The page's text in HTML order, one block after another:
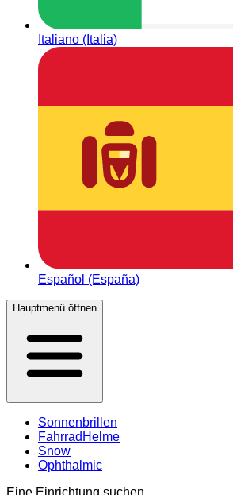
Italiano (Italia)
Español (España)
Hauptmenü öffnen
Sonnenbrillen
FahrradHelme
Snow
Ophthalmic